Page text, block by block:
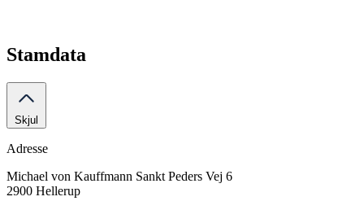
Stamdata
Skjul
Adresse
Michael von Kauffmann Sankt Peders Vej 6
2900 Hellerup